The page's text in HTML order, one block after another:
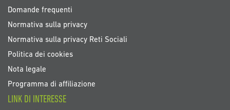
Domande frequenti
Normativa sulla privacy
Normativa sulla privacy Reti Sociali
Politica dei cookies
Nota legale
Programma di affiliazione
LINK DI INTERESSE